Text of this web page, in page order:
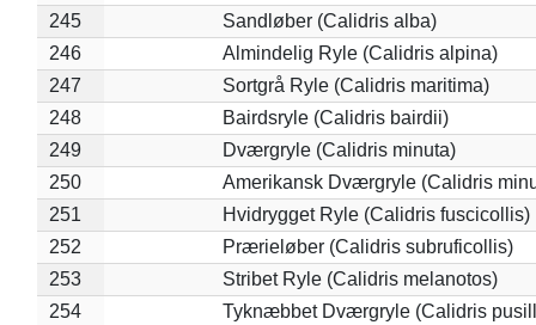
245
Sandløber (Calidris alba)
246
Almindelig Ryle (Calidris alpina)
247
Sortgrå Ryle (Calidris maritima)
248
Bairdsryle (Calidris bairdii)
249
Dværgryle (Calidris minuta)
250
Amerikansk Dværgryle (Calidris
251
Hvidrygget Ryle (Calidris fuscicollis)
252
Prærieløber (Calidris subruficollis)
253
Stribet Ryle (Calidris melanotos)
254
Tyknæbbet Dværgryle (Calidris